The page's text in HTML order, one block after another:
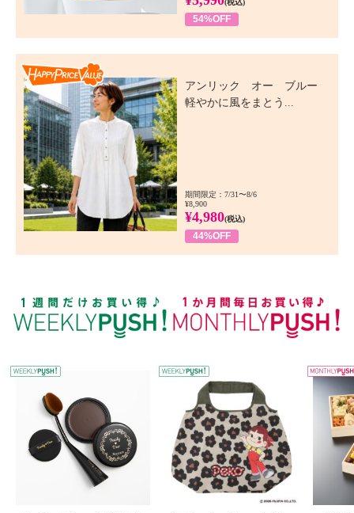
(税込)
54%OFF
アンリック オー ブルー
軽やかに風をまとう...
期間限定：7/31〜8/6
¥8,900
¥4,980(税込)
44%OFF
WEEKLY PUSH